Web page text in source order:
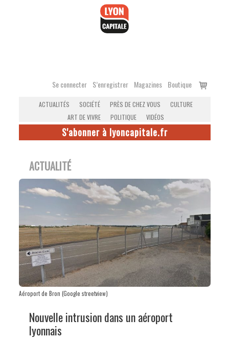
Se connecter S’enregistrer Magazines Boutique
Voir
ACTUALITÉS SOCIÉTÉ PRÈS DE CHEZ VOUS
CULTURE
ART DE VIVRE
POLITIQUE VIDÉOS
S'abonner à lyoncapitale.fr
ACTUALITÉ
Aéroport de Bron (Google streetview)
Nouvelle intrusion dans un aéroport
lyonnais